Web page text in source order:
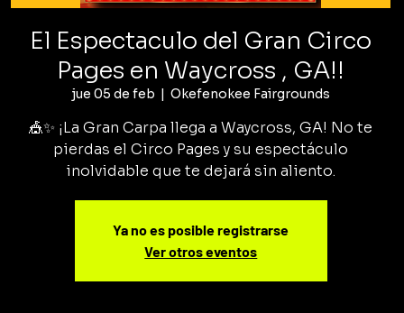
El Espectaculo del Gran Circo
Pages en Waycross , GA!!
jue 05 de feb
  |
Okefenokee Fairgrounds
🎪✨ ¡La Gran Carpa llega a Waycross, GA! No te
pierdas el Circo Pages y su espectáculo
inolvidable que te dejará sin aliento.
Ya no es posible registrarse
Ver otros eventos